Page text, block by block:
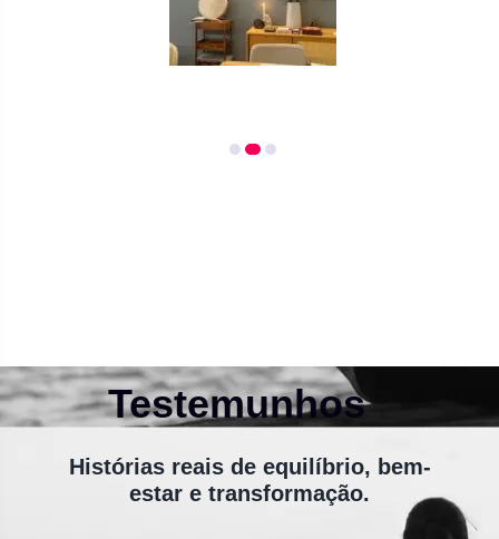
Testemunhos
Histórias reais de equilíbrio, bem-
estar e transformação.